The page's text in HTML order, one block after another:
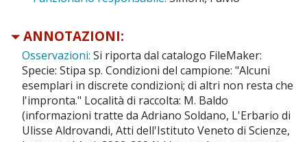
ANNOTAZIONI:
Osservazioni: Si riporta dal catalogo FileMaker:
Specie: Stipa sp. Condizioni del campione: "Alcuni
esemplari in discrete condizioni; di altri non resta che
l'impronta." Località di raccolta: M. Baldo
(informazioni tratte da Adriano Soldano, L'Erbario di
Ulisse Aldrovandi, Atti dell'Istituto Veneto di Scienze,